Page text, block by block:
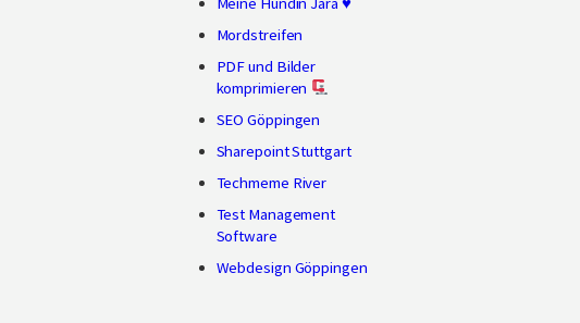
Mordstreifen
PDF und Bilder
komprimieren
SEO Göppingen
Sharepoint Stuttgart
Techmeme River
Test Management
Software
Webdesign Göppingen